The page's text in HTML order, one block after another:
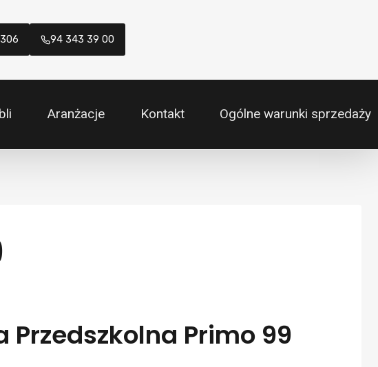
94 343 39 00
Aranżacje Kontakt Ogólne warunki sprzedaży
Przedszkolna Primo 99